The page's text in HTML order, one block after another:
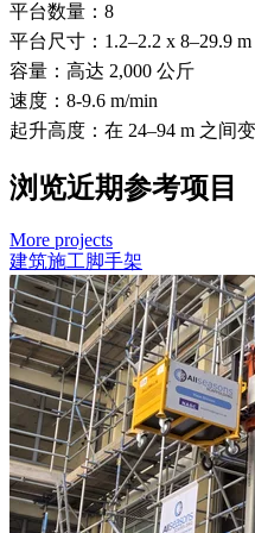
平台数量：8
平台尺寸：1.2–2.2 x 8–29.9 m
容量：高达 2,000 公斤
速度：8-9.6 m/min
起升高度：在 24–94 m 之间
浏览近期参考项目
More projects
建筑施工脚手架